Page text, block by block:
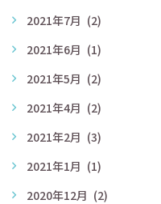
2021年7月 (2)
2021年6月 (1)
2021年5月 (2)
2021年4月 (2)
2021年2月 (3)
2021年1月 (1)
2020年12月 (2)